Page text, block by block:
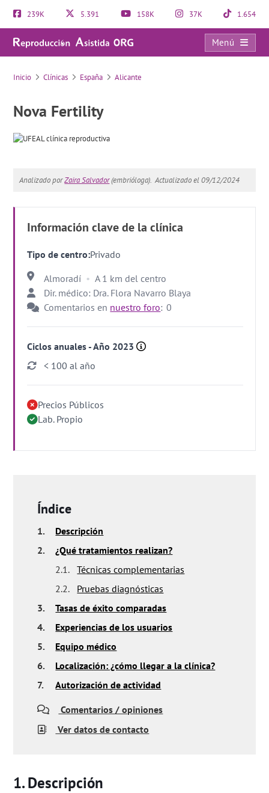
239K 5.391 158K 37K 1.654
Menú
Nova Fertility
Inicio Clínicas España Alicante
Nova Fertility
Analizado porZaira Salvador(embrióloga). Actualizado el 09/12/2024
Información clave de la clínica
Tipo de centro:Privado
Almoradí
A 1 km del centro
Dir. médico: Dra. Flora Navarro Blaya
Comentarios en nuestro foro: 0
Ciclos anuales - Año 2023
< 100 al año
Precios Públicos
Lab. Propio
Índice
1.
Descripción
2.
¿Qué tratamientos realizan?
2.1.
Técnicas complementarias
2.2.
Pruebas diagnósticas
3.
Tasas de éxito comparadas
4.
Experiencias de los usuarios
5.
Equipo médico
6.
Localización: ¿cómo llegar a la clínica?
7.
Autorización de actividad
Comentarios / opiniones
Ver datos de contacto
Descripción